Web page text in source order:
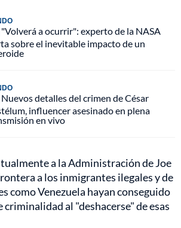
"Volverá a ocurrir": experto de la NASA
sobre el inevitable impacto de un
Nuevos detalles del crimen de César
influencer asesinado en plena
en vivo
a la Administración de Joe
a los inmigrantes ilegales y de
como Venezuela hayan conseguido
criminalidad al "deshacerse" de esas